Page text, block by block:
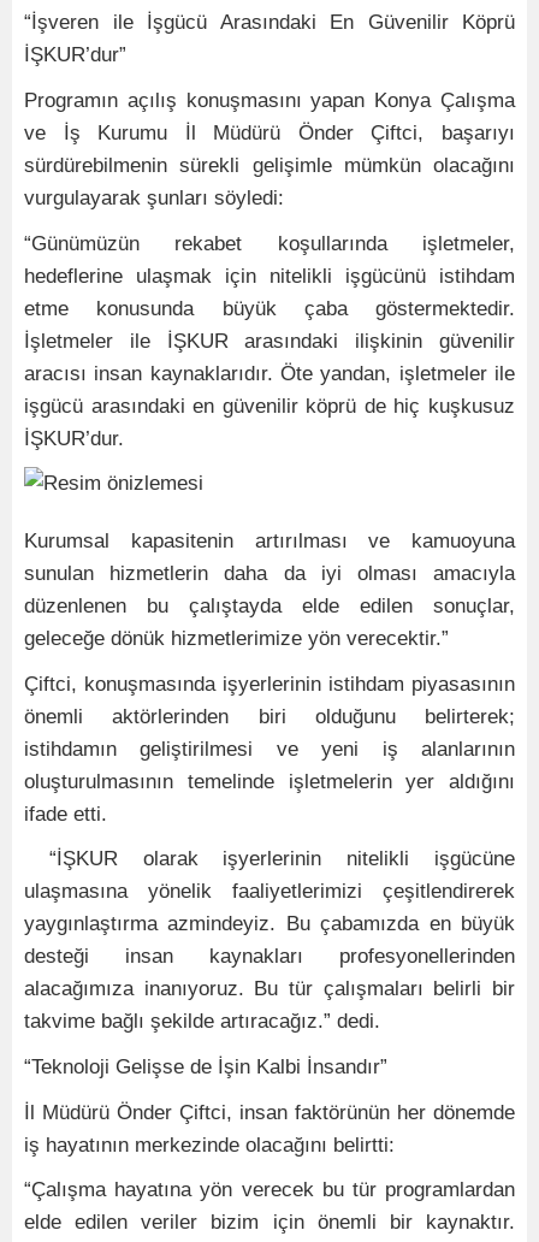
“İşveren ile İşgücü Arasındaki En Güvenilir Köprü
İŞKUR’dur”
Programın açılış konuşmasını yapan Konya Çalışma
ve İş Kurumu İl Müdürü Önder Çiftci, başarıyı
sürdürebilmenin sürekli gelişimle mümkün olacağını
vurgulayarak şunları söyledi:
“Günümüzün rekabet koşullarında işletmeler,
hedeflerine ulaşmak için nitelikli işgücünü istihdam
etme konusunda büyük çaba göstermektedir.
İşletmeler ile İŞKUR arasındaki ilişkinin güvenilir
aracısı insan kaynaklarıdır. Öte yandan, işletmeler ile
işgücü arasındaki en güvenilir köprü de hiç kuşkusuz
İŞKUR’dur.
Kurumsal kapasitenin artırılması ve kamuoyuna
sunulan hizmetlerin daha da iyi olması amacıyla
düzenlenen bu çalıştayda elde edilen sonuçlar,
geleceğe dönük hizmetlerimize yön verecektir.”
Çiftci, konuşmasında işyerlerinin istihdam piyasasının
önemli aktörlerinden biri olduğunu belirterek;
istihdamın geliştirilmesi ve yeni iş alanlarının
oluşturulmasının temelinde işletmelerin yer aldığını
ifade etti.
“İŞKUR olarak işyerlerinin nitelikli işgücüne
ulaşmasına yönelik faaliyetlerimizi çeşitlendirerek
yaygınlaştırma azmindeyiz. Bu çabamızda en büyük
desteği insan kaynakları profesyonellerinden
alacağımıza inanıyoruz. Bu tür çalışmaları belirli bir
takvime bağlı şekilde artıracağız.” dedi.
“Teknoloji Gelişse de İşin Kalbi İnsandır”
İl Müdürü Önder Çiftci, insan faktörünün her dönemde
iş hayatının merkezinde olacağını belirtti:
“Çalışma hayatına yön verecek bu tür programlardan
elde edilen veriler bizim için önemli bir kaynaktır.